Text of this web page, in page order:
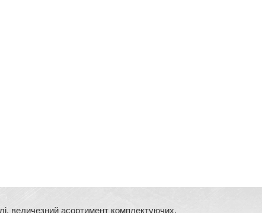
величезний асортимент комплектуючих,